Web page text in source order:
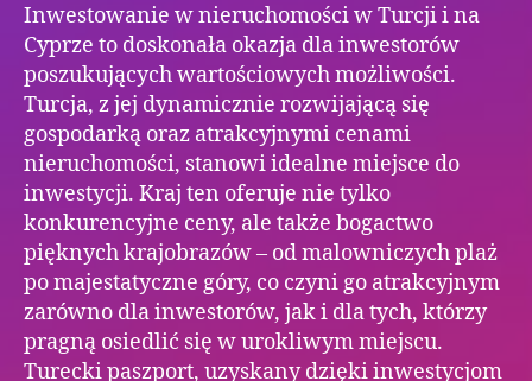
Inwestowanie w nieruchomości w Turcji i na
Cyprze to doskonała okazja dla inwestorów
poszukujących wartościowych możliwości.
Turcja, z jej dynamicznie rozwijającą się
gospodarką oraz atrakcyjnymi cenami
nieruchomości, stanowi idealne miejsce do
inwestycji. Kraj ten oferuje nie tylko
konkurencyjne ceny, ale także bogactwo
pięknych krajobrazów – od malowniczych plaż
po majestatyczne góry, co czyni go atrakcyjnym
zarówno dla inwestorów, jak i dla tych, którzy
pragną osiedlić się w urokliwym miejscu.
Turecki paszport, uzyskany dzięki inwestycjom